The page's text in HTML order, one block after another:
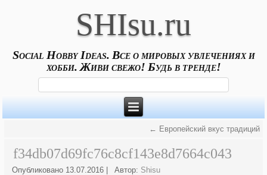
SHIsu.ru
Social Hobby Ideas. Все о мировых увлечениях и
хобби. Живи свежо! Будь в тренде!
← Европейский вкус традиций
f34db07d69fc76c8cf143e8d7664c043
Опубликовано 13.07.2016 Автор: Shisu